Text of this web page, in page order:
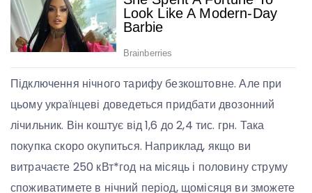
Підключення нічного тарифу безкоштовне. Але при
цьому українцеві доведеться придбати двозонний
лічильник. Він коштує від 1,6 до 2,4 тис. грн. Така
покупка скоро окупиться. Наприклад, якщо ви
витрачаєте 250 кВт*год на місяць і половину струму
споживатимете в нічний період, щомісяця ви зможете